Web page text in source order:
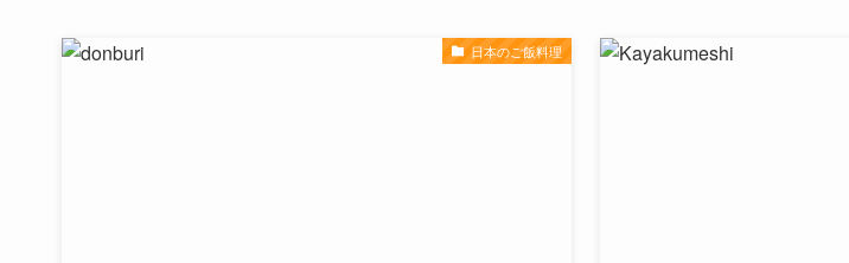
日本のご飯料理